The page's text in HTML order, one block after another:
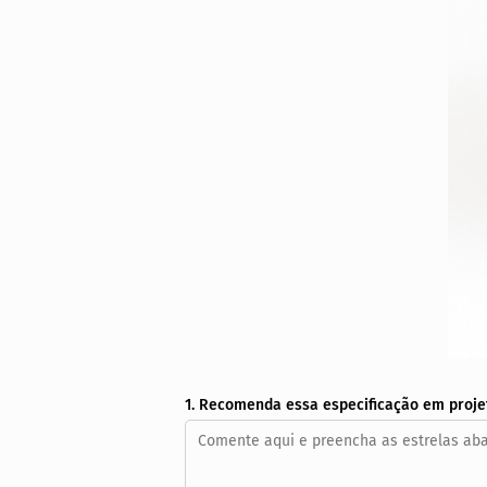
1. Recomenda essa especificação em